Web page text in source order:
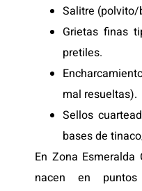
Salitre
Grietas finas
pretiles.
mal resueltas).
Sellos
bases de
En Zona Esmeralda
nacen en puntos